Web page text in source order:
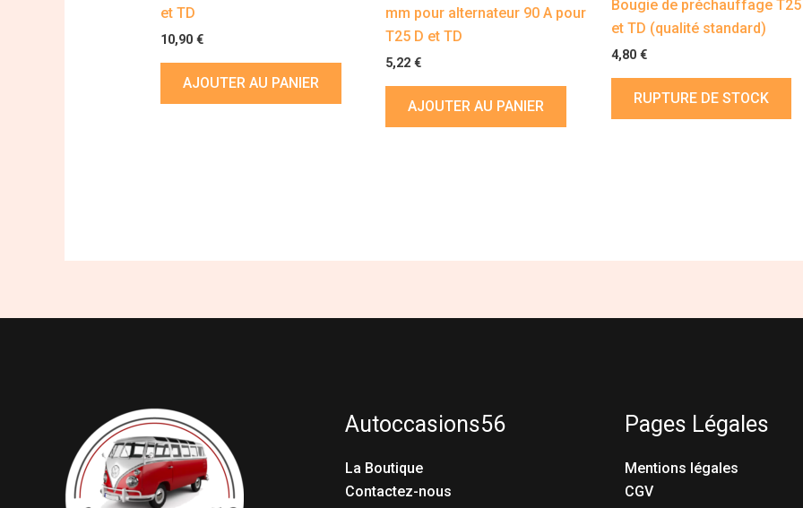
et TD
10,90 €
AJOUTER AU PANIER
mm pour alternateur 90 A pour
T25 D et TD
5,22€
AJOUTER AU PANIER
Bougie de préchauffage T25
et TD (qualité standard)
4,80 €
RUPTURE DE STOCK
Autoccasions56
La Boutique
Contactez-nous
Pages Légales
Mentions légales
CGV